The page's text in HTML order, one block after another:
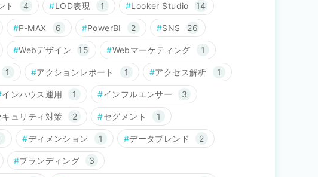
ト 4 LOD表現 1 Looker Studio 14
P-MAX 6 PowerBI 2 SNS 26
Webデザイン 15 Webマーケティング 1
1 アクションレポート 1 アクセス解析 1
インハウス運用 1 インフルエンサー 3
キュリティ対策 2 セグメント 1
ディメンション 1 データブレンド 2
ブランディング 3